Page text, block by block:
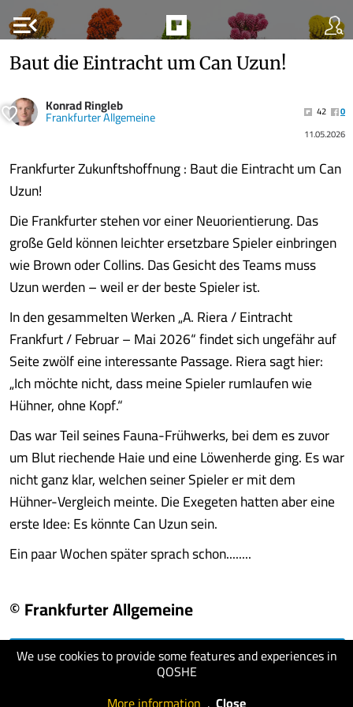
menu_open
We use cookies to provide some features and experiences in
QOSHE
Baut die Eintracht um Can Uzun!
Konrad Ringleb
Frankfurter Allgemeine 42
0
11.05.2026
Frankfurter Zukunftshoffnung : Baut die Eintracht um Can
Uzun!
Die Frankfurter stehen vor einer Neuorientierung. Das
große Geld können leichter ersetzbare Spieler einbringen
wie Brown oder Collins. Das Gesicht des Teams muss
Uzun werden – weil er der beste Spieler ist.
In den gesammelten Werken „A. Riera / Eintracht
Frankfurt / Februar – Mai 2026“ findet sich ungefähr auf
Seite zwölf eine interessante Passage. Riera sagt hier:
„Ich möchte nicht, dass meine Spieler rumlaufen wie
Hühner, ohne Kopf.“
Das war Teil seines Fauna-Frühwerks, bei dem es zuvor
um Blut riechende Haie und eine Löwenherde ging. Es war
nicht ganz klar, welchen seiner Spieler er mit dem
Hühner-Vergleich meinte. Die Exegeten hatten aber eine
erste Idee: Es könnte Can Uzun sein.
Ein paar Wochen später sprach schon........
© Frankfurter Allgemeine
visit website